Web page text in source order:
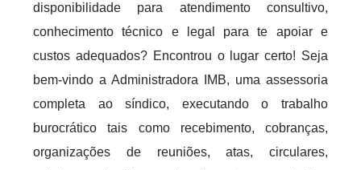
disponibilidade para atendimento consultivo,
conhecimento técnico e legal para te apoiar e
custos adequados? Encontrou o lugar certo! Seja
bem-vindo a Administradora IMB, uma assessoria
completa ao síndico, executando o trabalho
burocrático tais como recebimento, cobranças,
organizações de reuniões, atas, circulares,